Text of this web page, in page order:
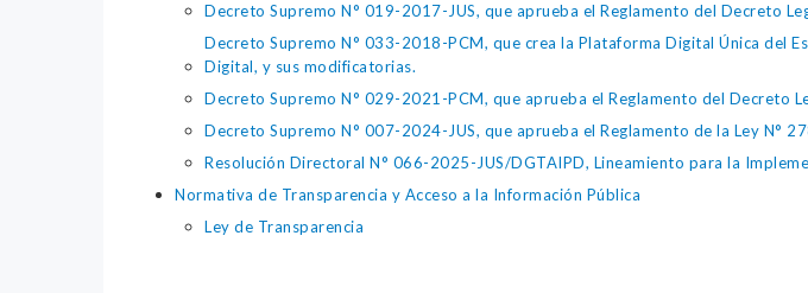
Decreto Supremo N° 019-2017-JUS, que aprueba el Reglamento del Decreto
Decreto Supremo N° 033-2018-PCM, que crea la Plataforma Digital Única del
Digital, y sus modificatorias.
Decreto Supremo N° 029-2021-PCM, que aprueba el Reglamento del Decreto
Decreto Supremo N° 007-2024-JUS, que aprueba el Reglamento de la Ley N°
Resolución Directoral N° 066-2025-JUS/DGTAIPD, Lineamiento para la
Normativa de Transparencia y Acceso a la Información Pública
Ley de Transparencia